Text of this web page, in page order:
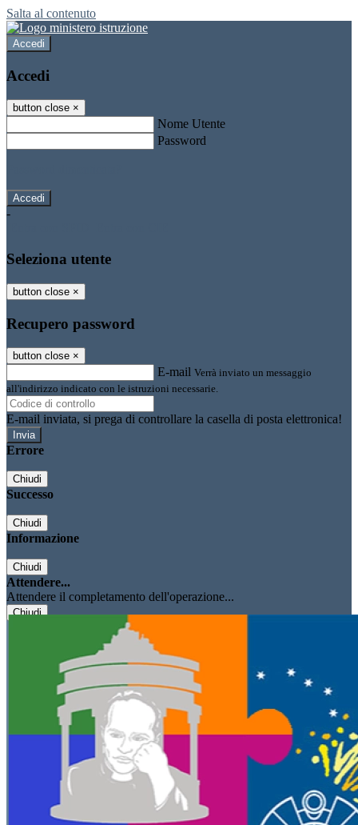
Salta al contenuto
Accedi
Accedi
button close ×
Nome Utente
Password
-
Seleziona utente
button close ×
Recupero password
button close ×
E-mail Verrà inviato un messaggio
all'indirizzo indicato con le istruzioni necessarie.
E-mail inviata, si prega di controllare la casella di posta elettronica!
Errore
Chiudi
Successo
Chiudi
Informazione
Chiudi
Attendere...
Attendere il completamento dell'operazione...
Chiudi